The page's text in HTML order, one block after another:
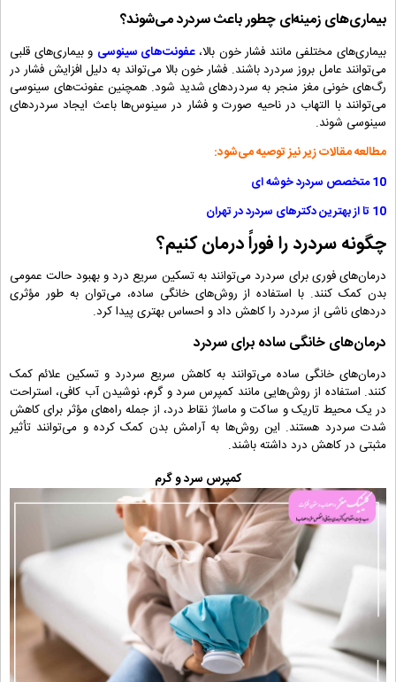
بیماری‌های زمینه‌ای چطور باعث سردرد می‌شوند؟
بیماری‌های مختلفی مانند فشار خون بالا،عفونت‌های سینوسی و بیماری‌های قلبی
می‌توانند عامل بروز سردرد باشند. فشار خون بالا می‌تواند به دلیل افزایش فشار در
رگ‌های خونی مغز منجر به سردردهای شدید شود. همچنین عفونت‌های سینوسی
می‌توانند با التهاب در ناحیه صورت و فشار در سینوس‌ها باعث ایجاد سردردهای
سینوسی شوند.
مطالعه مقالات زیر نیز توصیه می‌شود:
10 متخصص سردرد خوشه ای
10 تا از بهترین دکترهای سردرد در تهران
چگونه سردرد را فوراً درمان کنیم؟
درمان‌های فوری برای سردرد می‌توانند به تسکین سریع درد و بهبود حالت عمومی
بدن کمک کنند. با استفاده از روش‌های خانگی ساده، می‌توان به طور مؤثری
دردهای ناشی از سردرد را کاهش داد و احساس بهتری پیدا کرد.
درمان‌های خانگی ساده برای سردرد
درمان‌های خانگی ساده می‌توانند به کاهش سریع سردرد و تسکین علائم کمک
کنند. استفاده از روش‌هایی مانند کمپرس سرد و گرم، نوشیدن آب کافی، استراحت
در یک محیط تاریک و ساکت و ماساژ نقاط درد، از جمله راه‌های مؤثر برای کاهش
شدت سردرد هستند. این روش‌ها به آرامش بدن کمک کرده و می‌توانند تأثیر
مثبتی در کاهش درد داشته باشند.
کمپرس سرد و گرم